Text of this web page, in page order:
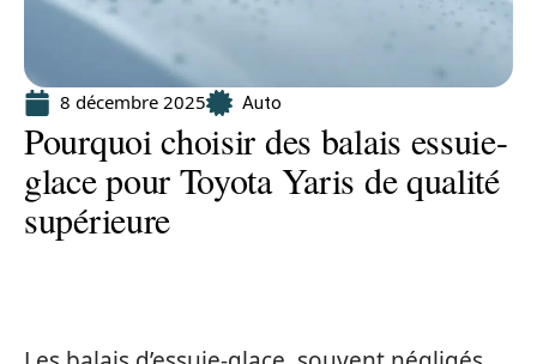
8 décembre 2025 Auto
Pourquoi choisir des balais essuie-
glace pour Toyota Yaris de qualité
supérieure